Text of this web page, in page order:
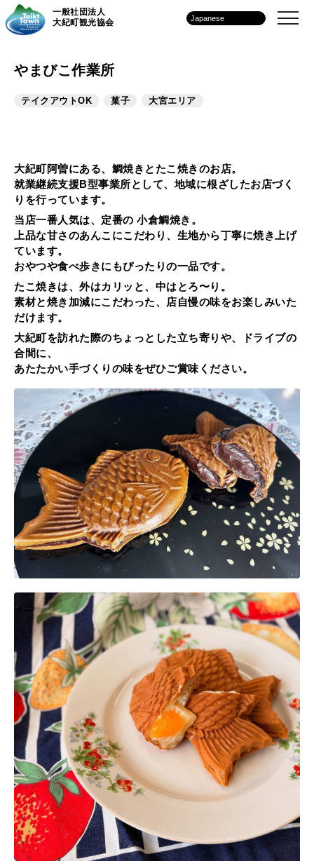
一般社団法人
大紀町観光協会
やまびこ作業所
テイクアウトOK 菓子 大宮エリア
大紀町阿曽にある、 鯛焼きとたこ焼きのお店。
就業継続支援B型事業所として、地域に根ざしたお店づく
りを行っています。
当店一番人気は、定番の 小倉鯛焼き 。
上品な甘さのあんこにこだわり、生地から丁寧に焼き上げ
ています。
おやつや食べ歩きにもぴったりの一品です。
たこ焼きは、 外はカリッと、中はとろ〜り 。
素材と焼き加減にこだわった、店自慢の味をお楽しみいた
だけます。
大紀町を訪れた際のちょっとした立ち寄りや、ドライブの
合間に、
あたたかい手づくりの味をぜひご賞味ください。